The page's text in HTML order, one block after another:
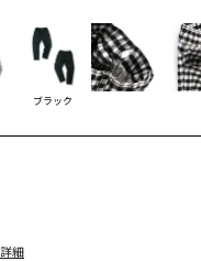
ブラック
詳細